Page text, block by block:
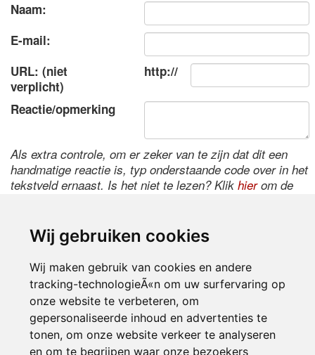
Wij gebruiken cookies
Wij maken gebruik van cookies en andere
tracking-technologieÃ«n om uw surfervaring op
onze website te verbeteren, om
gepersonaliseerde inhoud en advertenties te
tonen, om onze website verkeer te analyseren
en om te begrijpen waar onze bezoekers
Naam:
E-mail:
URL: (niet
verplicht)
http://
Reactie/opmerking
Als extra controle, om er zeker van te zijn dat dit een
handmatige reactie is, typ onderstaande code over in het
tekstveld ernaast. Is het niet te lezen? Klik hierom de